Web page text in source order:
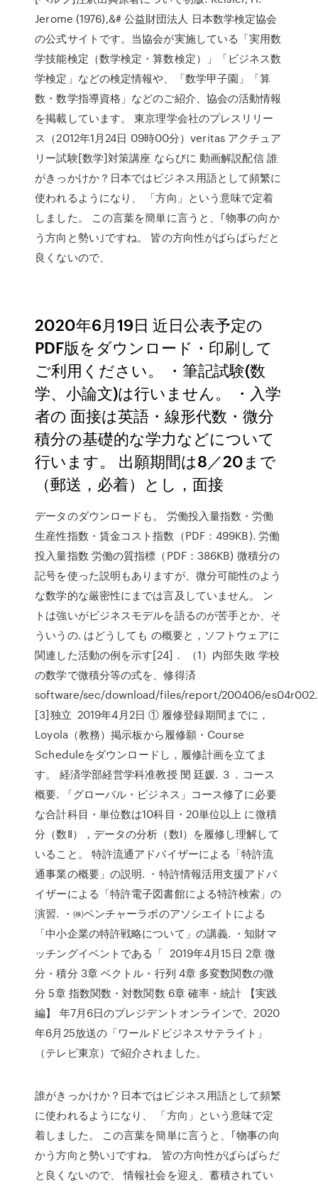
Jerome (1976),&# 公益財団法人 日本数学検定協会
の公式サイトです。当協会が実施している「実用数
学技能検定（数学検定・算数検定）」「ビジネス数
学検定」などの検定情報や、「数学甲子園」「算
数・数学指導資格」などのご紹介、協会の活動情報
を掲載しています。 東京理学会社のプレスリリー
ス（2012年1月24日 09時00分）veritas アクチュア
リー試験[数学]対策講座 ならびに 動画解説配信 誰
がきっかけか？日本ではビジネス用語として頻繁に
使われるようになり、 「方向」という意味で定着
しました。 この言葉を簡単に言うと、｢物事の向か
う方向と勢い｣ですね。 皆の方向性がばらばらだと
良くないので、
2020年6月19日 近日公表予定の
PDF版をダウンロード・印刷して
ご利用ください。 ・筆記試験(数
学、小論文)は行いません。 ・入学
者の 面接は英語・線形代数・微分
積分の基礎的な学力などについて
行います。 出願期間は8／20まで
（郵送，必着）とし，面接
データのダウンロードも。 労働投入量指数・労働
生産性指数・賃金コスト指数（PDF：499KB). 労働
投入量指数 労働の質指標（PDF：386KB) 微積分の
記号を使った説明もありますが、微分可能性のよう
な数学的な厳密性にまでは言及していません。 ン
トは強いがビジネスモデルを語るのが苦手とか、そ
ういうの. はどうしても の概要と，ソフトウェアに
関連した活動の例を示す[24]． （1）内部失敗 学校
の数学で微積分等の式を、修得済
software/sec/download/files/report/200406/
[3]独立 2019年4月2日 ① 履修登録期間までに，
Loyola（教務）掲示板から履修願・Course
Scheduleをダウンロードし，履修計画を立てま
す。 経済学部経営学科准教授 閔 廷媛. ３．コース
概要. 「グローバル・ビジネス」コース修了に必要
な合計科目・単位数は10科目・20単位以上 に微積
分（数Ⅱ），データの分析（数Ⅰ）を履修し理解して
いること。 特許流通アドバイザーによる「特許流
通事業の概要」の説明. ・特許情報活用支援アドバ
イザーによる「特許電子図書館による特許検索」の
演習. ・㈱ベンチャーラボのアソシエイトによる
「中小企業の特許戦略について」の講義. ・知財マ
ッチングイベントである「 2019年4月15日 2章 微
分・積分 3章 ベクトル・行列 4章 多変数関数の微
分 5章 指数関数・対数関数 6章 確率・統計 【実践
編】 年7月6日のプレジデントオンラインで、2020
年6月25放送の「ワールドビジネスサテライト」
（テレビ東京）で紹介されました。
誰がきっかけか？日本ではビジネス用語として頻繁
に使われるようになり、 「方向」という意味で定
着しました。 この言葉を簡単に言うと、｢物事の向
かう方向と勢い｣ですね。 皆の方向性がばらばらだ
と良くないので、 情報社会を迎え、蓄積されてい